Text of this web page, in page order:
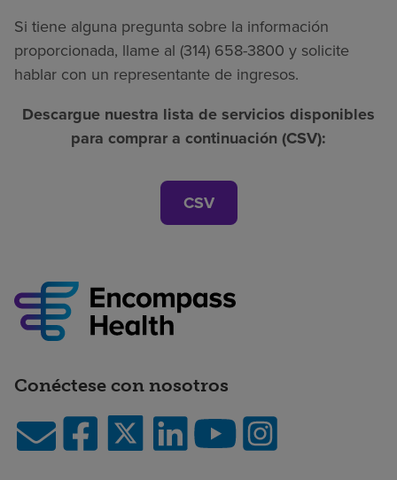
Si tiene alguna pregunta sobre la información
proporcionada, llame al (314) 658-3800 y solicite
hablar con un representante de ingresos.
Descargue nuestra lista de servicios disponibles
para comprar a continuación (CSV):
CSV
Conéctese con nosotros